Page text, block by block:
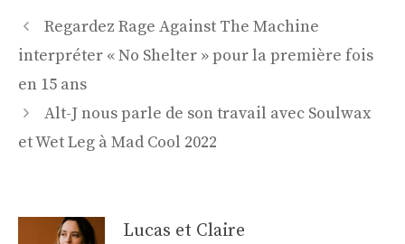
Navigation
des
Regardez Rage Against The Machine
interpréter « No Shelter » pour la première fois
en 15 ans
Alt-J nous parle de son travail avec Soulwax
et Wet Leg à Mad Cool 2022
Lucas et Claire